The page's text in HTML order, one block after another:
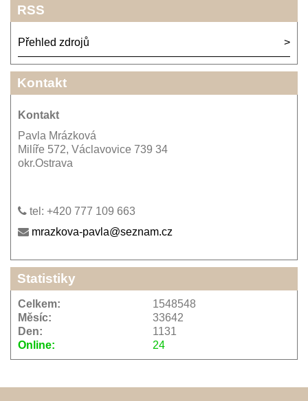
RSS
Přehled zdrojů
Kontakt
Kontakt
Pavla Mrázková
Milíře 572, Václavovice 739 34
okr.Ostrava
tel: +420 777 109 663
mrazkova-pavla@seznam.cz
Statistiky
Online: 24
Celkem:
1548548
Měsíc:
33642
Den:
1131